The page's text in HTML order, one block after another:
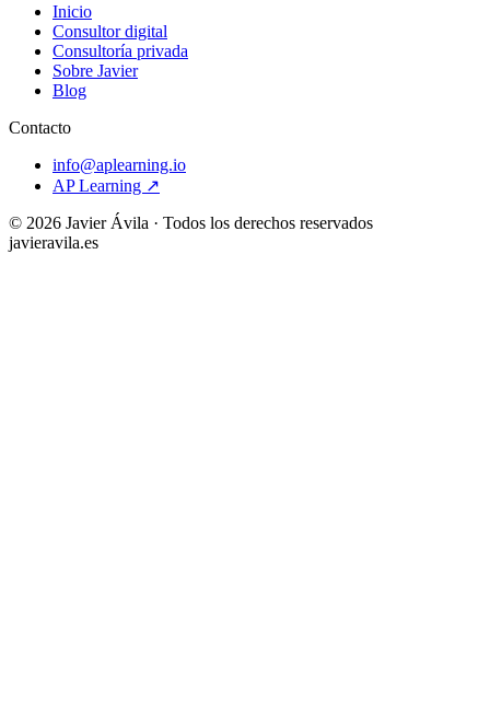
Inicio
Consultor digital
Consultoría privada
Sobre Javier
Blog
Contacto
info@aplearning.io
AP Learning ↗
© 2026 Javier Ávila · Todos los derechos reservados
javieravila.es